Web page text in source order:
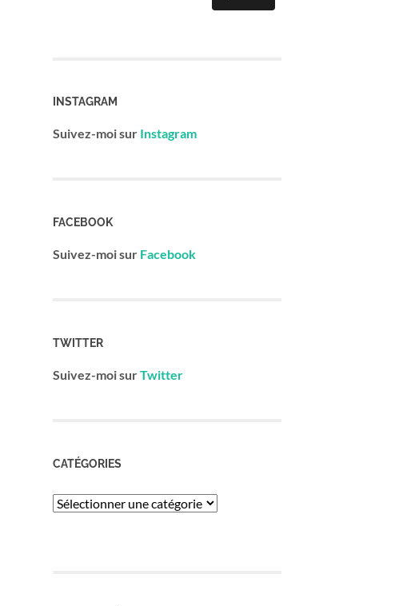
INSTAGRAM
Suivez-moi sur Instagram
FACEBOOK
Suivez-moi sur Facebook
TWITTER
Suivez-moi surTwitter
CATÉGORIES
Catégories